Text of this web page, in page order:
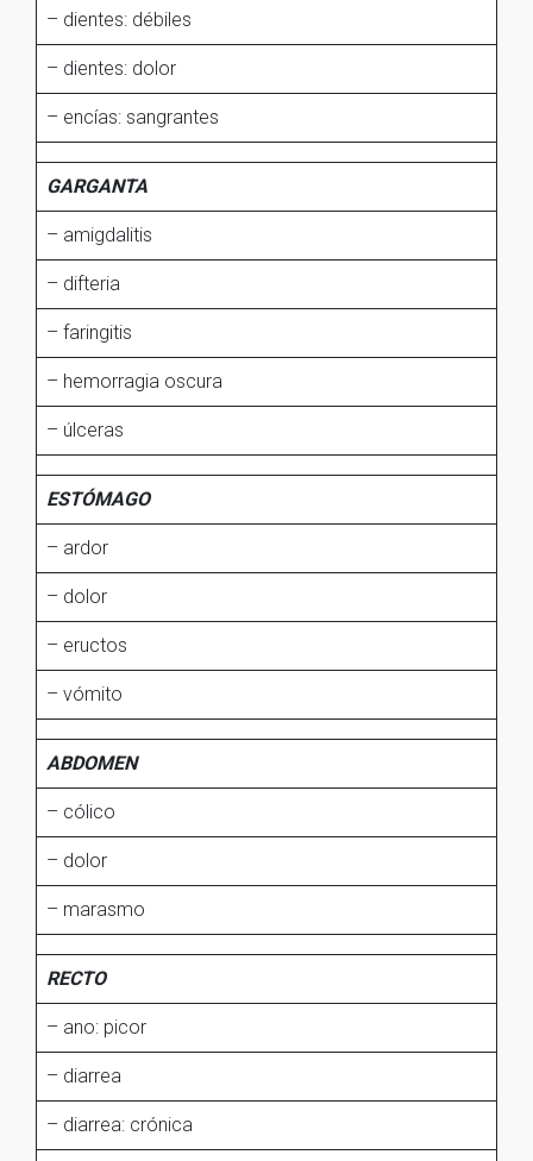
– dientes: débiles
– dientes: dolor
– encías: sangrantes
GARGANTA
– amigdalitis
– difteria
– faringitis
– hemorragia oscura
– úlceras
ESTÓMAGO
– ardor
– dolor
– eructos
– vómito
ABDOMEN
– cólico
– dolor
– marasmo
RECTO
– ano: picor
– diarrea
– diarrea: crónica